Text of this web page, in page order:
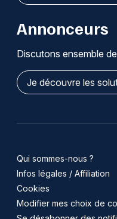
Annonceurs
Discutons ensemble
Je découvre les
Qui sommes-nous ?
Infos légales / Affiliation
Cookies
Modifier mes choix de